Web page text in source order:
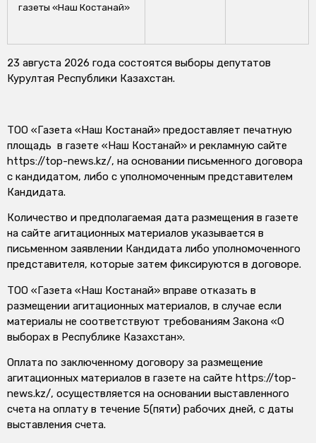
газеты «Наш Костанай»
23 августа 2026 года состоятся выборы депутатов
Курултая Республики Казахстан.
ТОО «Газета «Наш Костанай» предоставляет печатную
площадь в газете «Наш Костанай» и рекламную сайте
https://top-news.kz/, на основании письменного договора
с кандидатом, либо с уполномоченным представителем
Кандидата.
Количество и предполагаемая дата размещения в газете
на сайте агитационных материалов указывается в
письменном заявлении Кандидата либо уполномоченного
представителя, которые затем фиксируются в договоре.
ТОО «Газета «Наш Костанай» вправе отказать в
размещении агитационных материалов, в случае если
материалы не соответствуют требованиям Закона «О
выборах в Республике Казахстан».
Оплата по заключенному договору за размещение
агитационных материалов в газете на сайте https://top-
news.kz/, осуществляется на основании выставленного
счета на оплату в течение 5(пяти) рабочих дней, с даты
выставления счета.